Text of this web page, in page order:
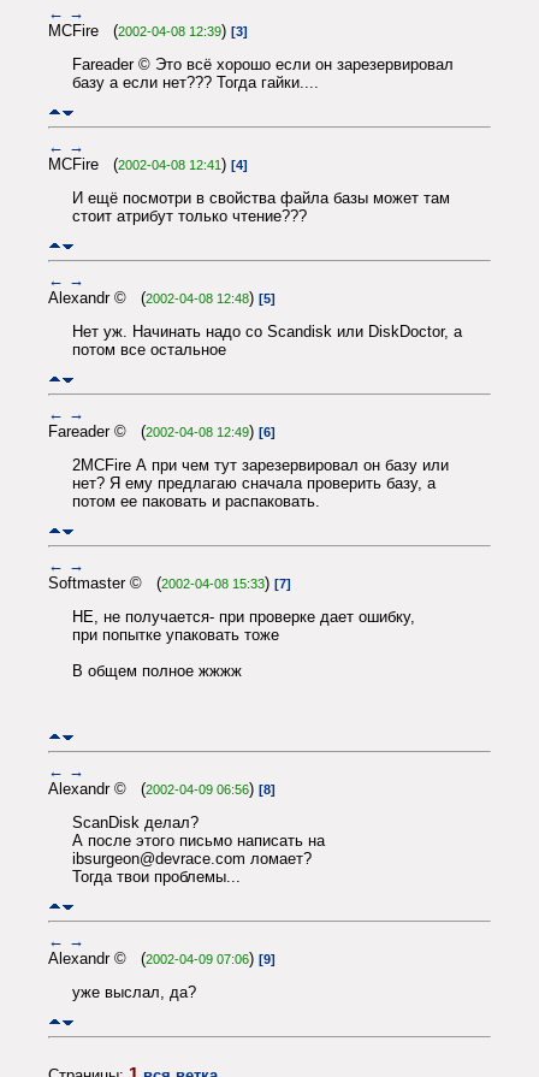
← →
MCFire (2002-04-08 12:39) [3]
Fareader © Это всё хорошо если он зарезервировал
базу а если нет??? Тогда гайки....
← →
MCFire (2002-04-08 12:41) [4]
И ещё посмотри в свойства файла базы может там
стоит атрибут только чтение???
← →
Alexandr © (2002-04-08 12:48) [5]
Нет уж. Начинать надо со Scandisk или DiskDoctor, а
потом все остальное
← →
Fareader © (2002-04-08 12:49) [6]
2MCFire А при чем тут зарезервировал он базу или
нет? Я ему предлагаю сначала проверить базу, а
потом ее паковать и распаковать.
← →
Softmaster © (2002-04-08 15:33) [7]
НЕ, не получается- при проверке дает ошибку,
при попытке упаковать тоже
В общем полное жжжж
← →
Alexandr © (2002-04-09 06:56) [8]
ScanDisk делал?
А после этого письмо написать на
ibsurgeon@devrace.com ломает?
Тогда твои проблемы...
← →
Alexandr © (2002-04-09 07:06) [9]
уже выслал, да?